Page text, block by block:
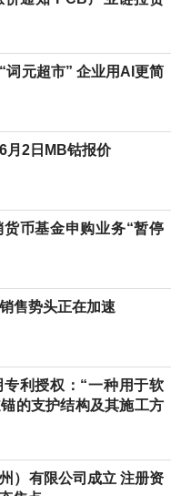
词元超市” 企业用AI更简
月2日MB钴报价
币基金申购业务“暂停
售势头正在加速
利授权：“一种用于软
的支护结构及其施工方
）有限公司成立 注册资